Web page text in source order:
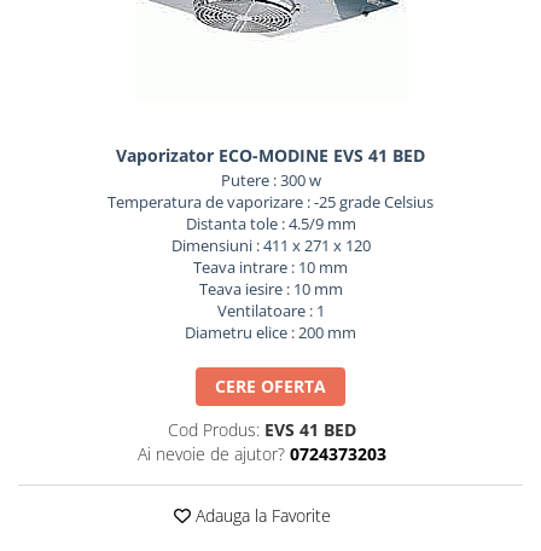
REZISTENTE DIGIVRARE
Ventilatoare EbmPapst
Ventilatoare turbina
VENTILATOARE AXIALE
Compresoare Cubigel R134a
VAPORIZATOARE LU-VE
Vaporizator ECO-MODINE EVS 41 BED
Putere : 300 w
Temperatura de vaporizare : -25 grade Celsius
Distanta tole : 4.5/9 mm
Dimensiuni : 411 x 271 x 120
Teava intrare : 10 mm
Teava iesire : 10 mm
Ventilatoare : 1
Diametru elice : 200 mm
CERE OFERTA
Cod Produs: EVS 41 BED
Ai nevoie de ajutor? 0724373203
Adauga la Favorite